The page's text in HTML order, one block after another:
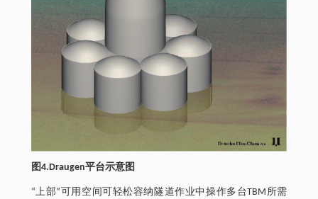
图4.Draugen平台示意图
“上部”可用空间可轻松容纳隧道作业中操作多台TBM所需